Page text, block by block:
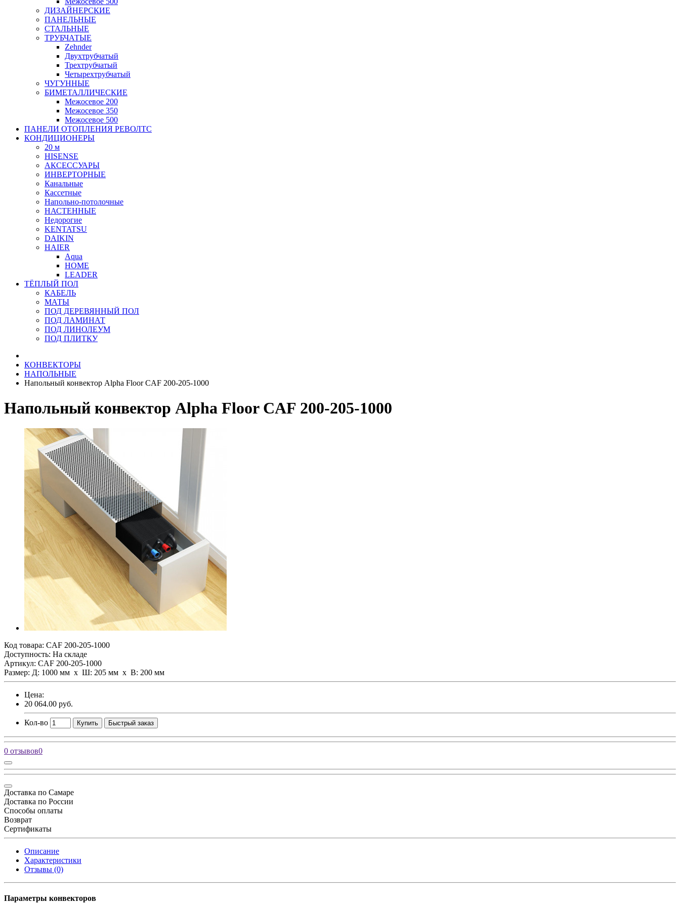
ДИЗАЙНЕРСКИЕ
ПАНЕЛЬНЫЕ
СТАЛЬНЫЕ
ТРУБЧАТЫЕ
Zehnder
Двухтрубчатый
Трехтрубчатый
Четырехтрубчатый
ЧУГУННЫЕ
БИМЕТАЛЛИЧЕСКИЕ
Межосевое 200
Межосевое 350
Межосевое 500
ПАНЕЛИ ОТОПЛЕНИЯ РЕВОЛТС
КОНДИЦИОНЕРЫ
20 м
HISENSE
АКСЕССУАРЫ
ИНВЕРТОРНЫЕ
Канальные
Кассетные
Напольно-потолочные
НАСТЕННЫЕ
Недорогие
KENTATSU
DAIKIN
HAIER
Aqua
HOME
LEADER
ТЁПЛЫЙ ПОЛ
КАБЕЛЬ
МАТЫ
ПОД ДЕРЕВЯННЫЙ ПОЛ
ПОД ЛАМИНАТ
ПОД ЛИНОЛЕУМ
ПОД ПЛИТКУ
КОНВЕКТОРЫ
НАПОЛЬНЫЕ
Напольный конвектор Alpha Floor CAF 200-205-1000
Напольный конвектор Alpha Floor CAF 200-205-1000
Код товара: CAF 200-205-1000
Доступность: На складе
Артикул: CAF 200-205-1000
Размер: Д: 1000 мм х Ш: 205 мм x В: 200 мм
Цена:
20 064.00 руб.
Кол-во Купить Быстрый заказ
0 отзывов0
Доставка по Самаре
Доставка по России
Способы оплаты
Возврат
Сертификаты
Описание
Характеристики
Отзывы (0)
Параметры конвекторов